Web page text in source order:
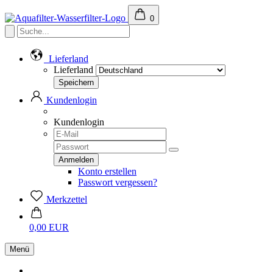
0
Lieferland
Lieferland
Kundenlogin
Kundenlogin
Konto erstellen
Passwort vergessen?
Merkzettel
0,00 EUR
Menü